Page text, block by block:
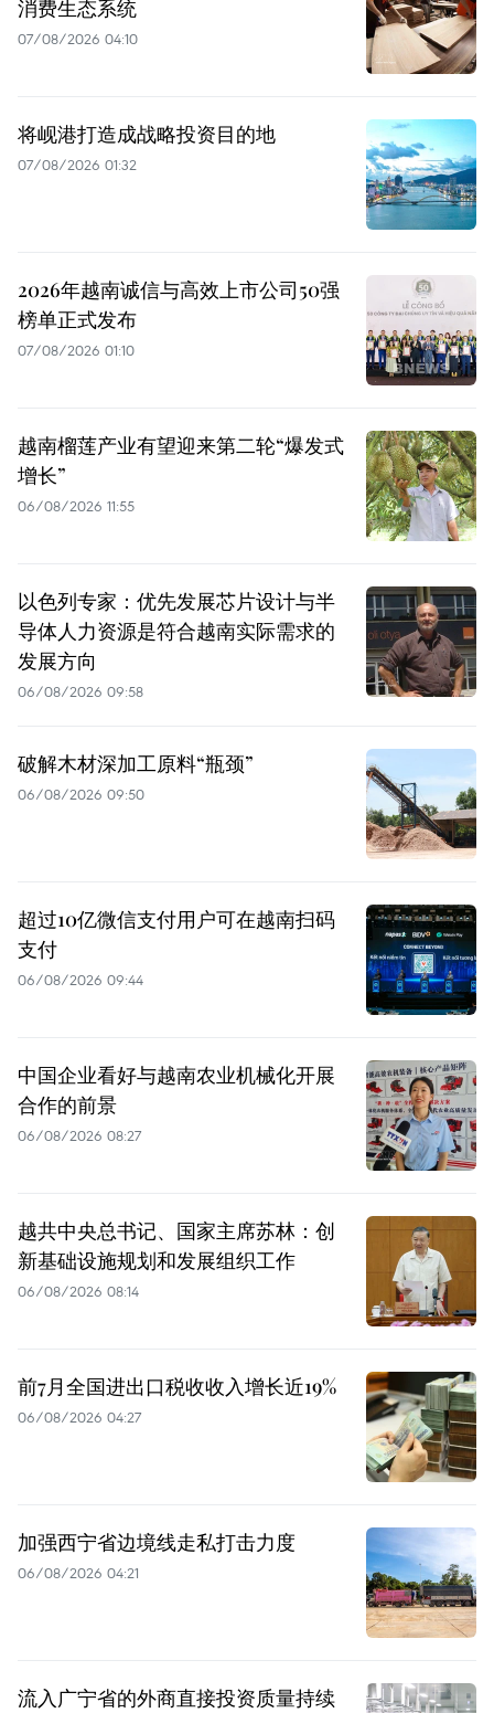
消费生态系统
07/08/2026 04:10
将岘港打造成战略投资目的地
07/08/2026 01:32
2026年越南诚信与高效上市公司50强
榜单正式发布
07/08/2026 01:10
越南榴莲产业有望迎来第二轮“爆发式
增长”
06/08/2026 11:55
以色列专家：优先发展芯片设计与半
导体人力资源是符合越南实际需求的
发展方向
06/08/2026 09:58
破解木材深加工原料“瓶颈”
06/08/2026 09:50
超过10亿微信支付用户可在越南扫码
支付
06/08/2026 09:44
中国企业看好与越南农业机械化开展
合作的前景
06/08/2026 08:27
越共中央总书记、国家主席苏林：创
新基础设施规划和发展组织工作
06/08/2026 08:14
前7月全国进出口税收收入增长近19%
06/08/2026 04:27
加强西宁省边境线走私打击力度
06/08/2026 04:21
流入广宁省的外商直接投资质量持续